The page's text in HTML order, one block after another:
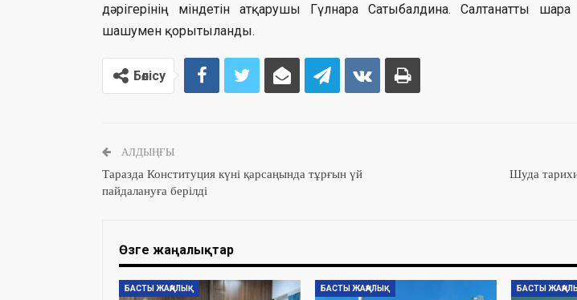
дәрігерінің міндетін атқарушы Гүлнара Сатыбалдина. Салтанатты
шашумен қорытыланды.
Бөлісу
АЛДЫҢҒЫ
Таразда Конституция күні қарсаңында тұрғын үй
пайдалануға берілді
Шуда
Өзге жаңалықтар
БАСТЫ ЖАҢАЛЫҚ БАСТЫ ЖАҢАЛЫҚ БАСТЫ